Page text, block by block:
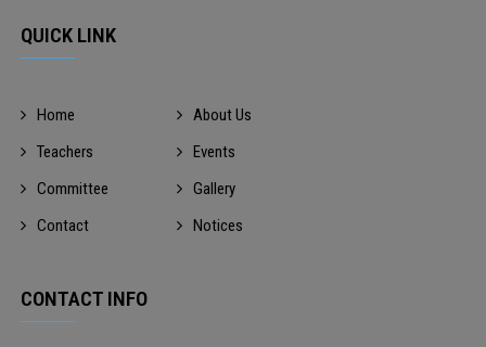
QUICK LINK
Home
About Us
Teachers
Events
Committee
Gallery
Contact
Notices
CONTACT INFO